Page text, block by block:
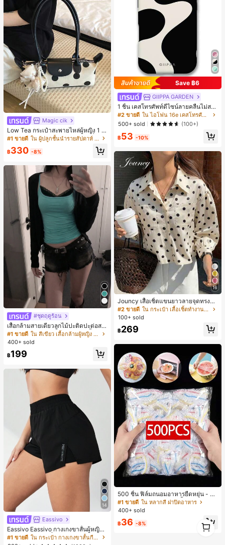
Magic cik
Low Tea กระเป๋าสะพายไหล่ผู้หญิง 1 ชิ้
น ลายจุด ผ้า PU สไตล์วินเทจแฟชั่น ทร
งเกี๊ยว ดีไซน์หูหิ้วคู่ด้านบน ปิดด้วยกระ
ดุมแป๊ก สายสะพายปรับได้ ใช้สะพายไ
ลางแจ้ง ท่องเที่ยว และออกไปข้างนอก
(พร้อมจี้ห้อย)
#1 ขายดี ใน ผู้ปลูกชั้นนำรายสัปดาห์ กระเป๋าสะพายไหล่ผู้หญิง
฿330 -8%
#ชุดฤดูร้อน
เสื้อกล้ามสายเดี่ยวลูกไม้ปะติดปะต่อสไ
ตล์เกาหลี, สุนทรียศาสตร์ Y2K, เสื้อผ้าส
ตรีทแวร์ลำลองฤดูร้อน
#1 ขายดี
ใน สีเขียว เสื้อกล้ามผู้หญิง & Camis
400+ sold
฿199
14
Eassivo
Eassivo Eassivo กางเกงขาสั้นผู้หญิงรั
น 2 ใน 1 ฤดูร้อนที่สบายและกางเกงขา
สั้นพรางแสงแดด
#1 ขายดี
ใน กระเป๋า กางเกงขาสั้นกีฬาผู้หญิง
Save ฿6
GIIPPA GARDEN
1 ชิ้น เคสโทรศัพท์ดีไซน์ลายคลื่นไม่สม
มาตรสำหรับ Phone 17 Pro Max, เหม
าะสำหรับ Phone 16 Pro Max, 15 Pro
Max, 14 Pro Max, เคสโทรศัพท์สไตล์เ
กาหลีและน่าสนใจ, เข้ากันได้กับ 11/12/
13/14/15/16 Pro Max Plus, ดีไซน์หรู
ขวัญในอุดมคติสำหรับคริสต์มาส, วันว
าเลนไทน์, อีสเตอร์, ฤดูแต่งงานและวันเ
กิดสำหรับแฟนสาว
#2 ขายดี
ใน ไอโฟน 16e เคสโทรศัพท์แฟชั่น
500+ sold
(100+)
฿53 -10%
16
Jouncy เสื้อเชิ้ตแขนยาวลายจุดทรงหล
วมสำหรับผู้หญิง
#2 ขายดี
ใน กระเป๋า เสื้อเชิ้ตทำงานมีกระเป๋า
100+ sold
฿269
500 ชิ้น ฟิล์มถนอมอาหารยืดหยุ่น - ฝา
ครอบจานใสยืดหยุ่น, ใช้ซ้ำได้, หลากห
ลายฟังก์ชัน, ไม่มีกลิ่น, ป้องกันฝุ่น เหมา
าะกับขนาดจานทุกขนาด, สิ่งจำเป็นสำ
หรับปิกนิก | ฟิล์มบรรจุภัณฑ์ตกแต่ง | ฟิ
#1 ขายดี ใน หลากสี ฝาปิดอาหาร
400+ sold
฿36 -8%
1